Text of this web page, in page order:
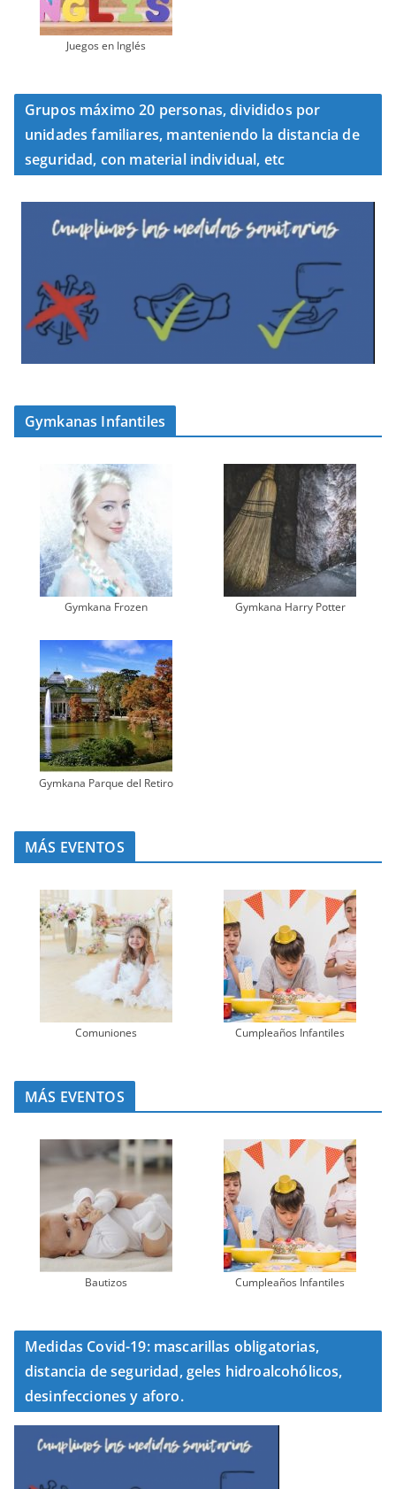
Juegos en Inglés
Grupos máximo 20 personas, divididos por
unidades familiares, manteniendo la distancia de
seguridad, con material individual, etc
Gymkanas Infantiles
Gymkana Frozen Gymkana Harry Potter
Gymkana Parque del Retiro
MÁS EVENTOS
Comuniones Cumpleaños Infantiles
MÁS EVENTOS
Bautizos Cumpleaños Infantiles
Medidas Covid-19: mascarillas obligatorias,
distancia de seguridad, geles hidroalcohólicos,
desinfecciones y aforo.